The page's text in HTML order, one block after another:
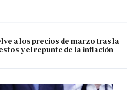
a los precios de marzo tras la
y el repunte de la inflación